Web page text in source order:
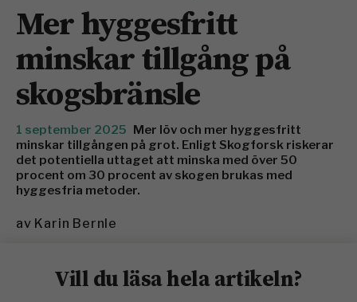
Mer hyggesfritt
minskar tillgång på
skogsbränsle
1 september 2025
Mer löv och mer hyggesfritt
minskar tillgången på grot. Enligt Skogforsk riskerar
det potentiella ut­taget att minska med över 50
procent om 30 procent av skogen brukas med
hyggesfria metoder.
av Karin Bernle
Vill du läsa hela artikeln?